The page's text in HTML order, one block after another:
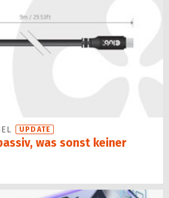
UPDATE
was sonst keiner